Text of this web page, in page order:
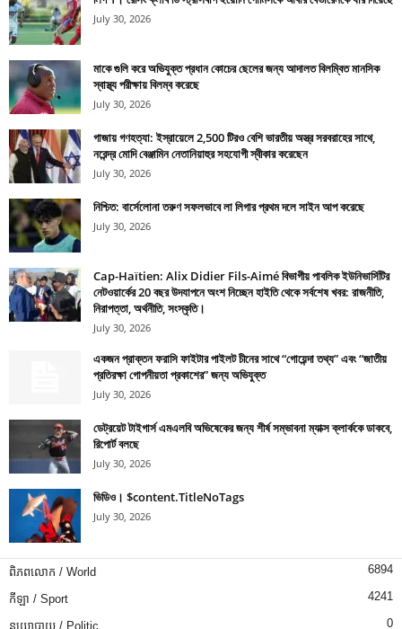
July 30, 2026
মাকে গুলি করে অভিযুক্ত প্রধান কোচের ছেলের জন্য আদালত বিলম্বিত মানসিক
স্বাস্থ্য পরীক্ষায় বিলম্ব করেছে
July 30, 2026
গাজায় গণহত্যা: ইস্রায়েলে 2,500 টিরও বেশি ভারতীয় অস্ত্র সরবরাহের সাথে,
নরেন্দ্র মোদি বেঞ্জামিন নেতানিয়াহুর সহযোগী স্বীকার করেছেন
July 30, 2026
নিশ্চিত: বার্সেলোনা তরুণ সফলভাবে লা লিগার প্রথম দলে সাইন আপ করেছে
July 30, 2026
Cap-Haïtien: Alix Didier Fils-Aimé বিভাগীয় পাবলিক ইউনিভার্সিটির
নেটওয়ার্কের 20 বছর উদযাপনে অংশ নিচ্ছেন হাইতি থেকে সর্বশেষ খবর: রাজনীতি,
নিরাপত্তা, অর্থনীতি, সংস্কৃতি।
July 30, 2026
একজন প্রাক্তন ফরাসি ফাইটার পাইলট চীনের সাথে “গোয়েন্দা তথ্য” এবং “জাতীয়
প্রতিরক্ষা গোপনীয়তা প্রকাশের” জন্য অভিযুক্ত
July 30, 2026
ডেট্রয়েট টাইগার্স এমএলবি অভিষেকের জন্য শীর্ষ সম্ভাবনা ম্যাক্স ক্লার্ককে ডাকবে,
রিপোর্ট বলছে
July 30, 2026
ভিডিও। $content.TitleNoTags
July 30, 2026
ពិភពលោក / World 6894
កីឡា / Sport 4241
នយោបាយ / Politic 0